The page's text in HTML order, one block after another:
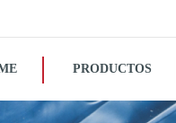
PRODUCTOS